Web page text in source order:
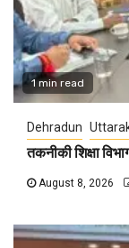
1 min read
Dehradun
तकनीकी शिक्षा
August 8, 2026